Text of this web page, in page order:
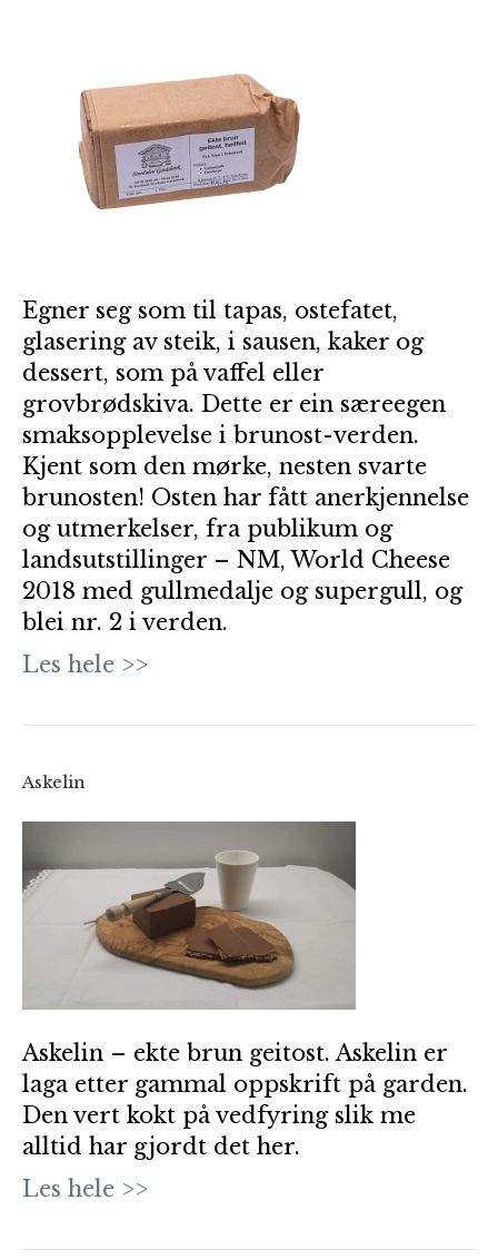
Egner seg som til tapas, ostefatet,
glasering av steik, i sausen, kaker og
dessert, som på vaffel eller
grovbrødskiva. Dette er ein særeegen
smaksopplevelse i brunost-verden.
Kjent som den mørke, nesten svarte
brunosten! Osten har fått anerkjennelse
og utmerkelser, fra publikum og
landsutstillinger – NM, World Cheese
2018 med gullmedalje og supergull, og
blei nr. 2 i verden.
Les hele >>
Askelin
Askelin – ekte brun geitost. Askelin er
laga etter gammal oppskrift på garden.
Den vert kokt på vedfyring slik me
alltid har gjordt det her.
Les hele >>